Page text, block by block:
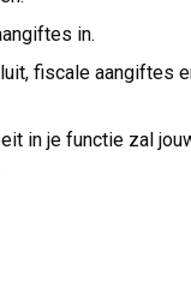
in.
fiscale aangiftes
in je functie zal